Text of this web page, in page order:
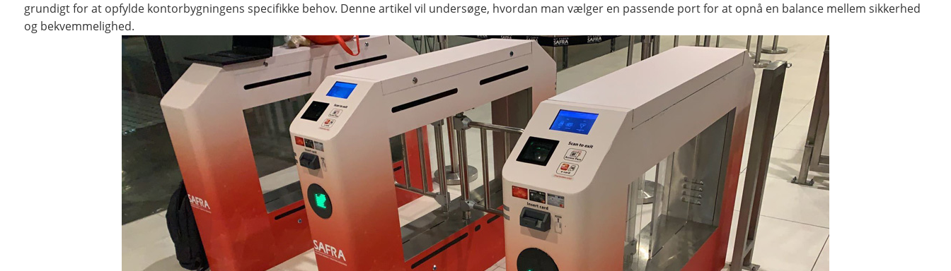
grundigt for at opfylde kontorbygningens specifikke behov. Denne artikel vil undersøge, hvordan man vælger en passende port for at opnå en balance mellem sikkerhed
og bekvemmelighed.